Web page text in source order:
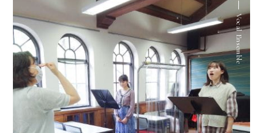
Vocal Ensemble